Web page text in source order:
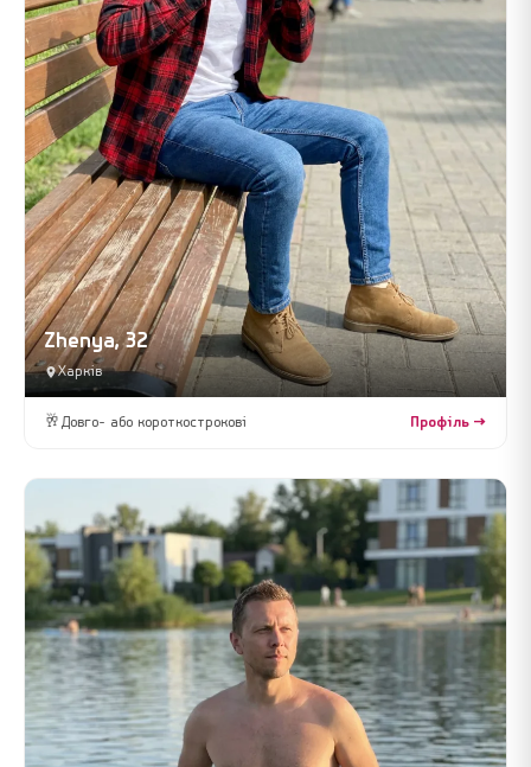
Zhenya, 32
Харків
🥂 Довго- або короткострокові Профіль →